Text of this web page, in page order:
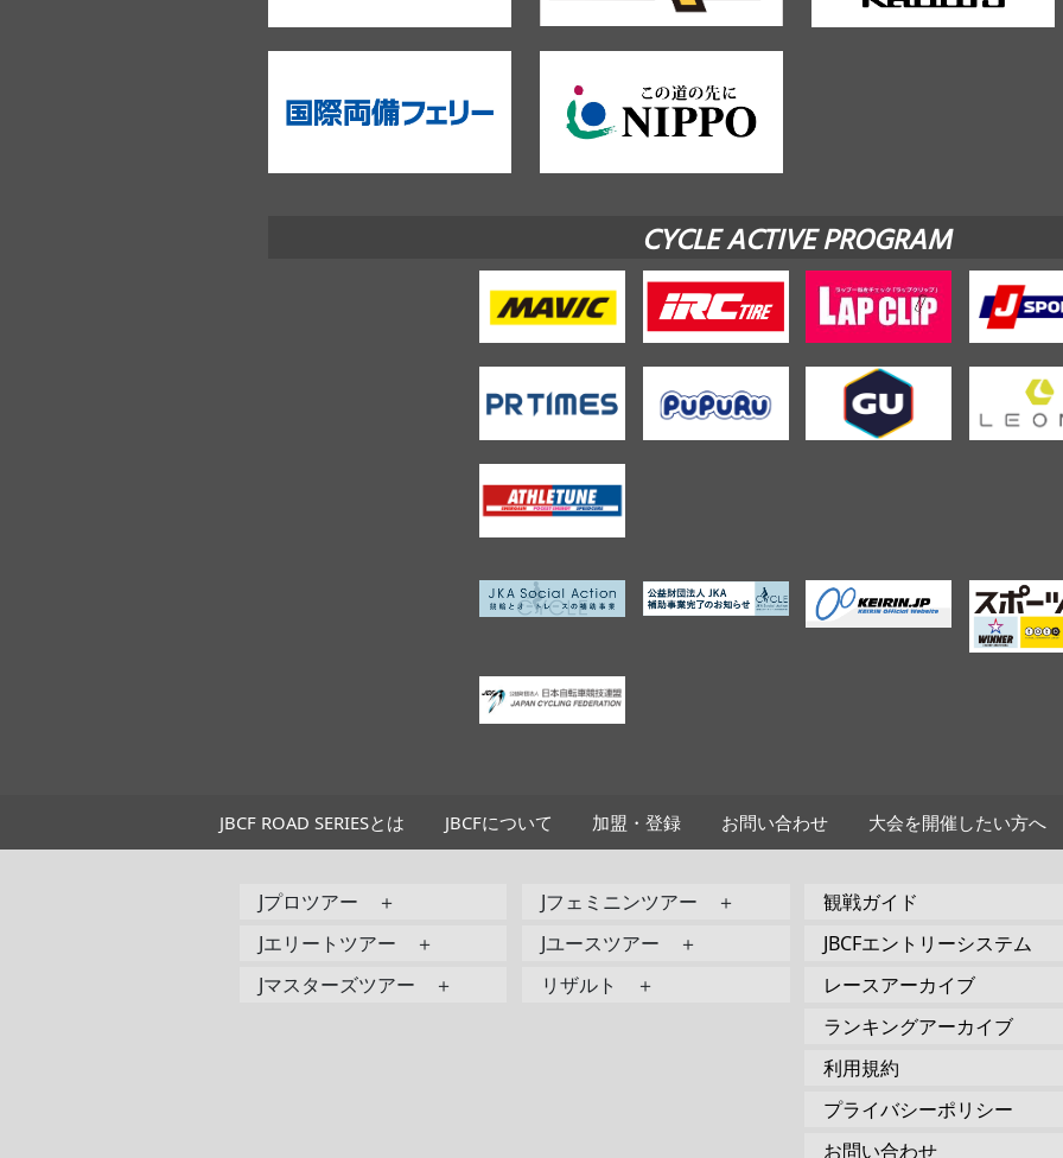
CYCLE ACTIVE PROGRAM
JBCF ROAD SERIESとは JBCFについて 加盟・登録 お問い合わせ 大会を開催したい方へ
Jプロツアー ＋
Jエリートツアー ＋
Jマスターズツアー ＋
Jフェミニンツアー ＋
Jユースツアー ＋
リザルト ＋
観戦ガイド
JBCFエントリーシステム
レースアーカイブ
ランキングアーカイブ
利用規約
プライバシーポリシー
お問い合わせ